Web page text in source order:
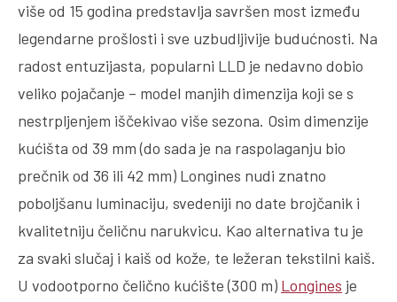
više od 15 godina predstavlja savršen most između
legendarne prošlosti i sve uzbudljivije budućnosti. Na
radost entuzijasta, popularni LLD je nedavno dobio
veliko pojačanje – model manjih dimenzija koji se s
nestrpljenjem iščekivao više sezona. Osim dimenzije
kućišta od 39 mm (do sada je na raspolaganju bio
prečnik od 36 ili 42 mm) Longines nudi znatno
poboljšanu luminaciju, svedeniji no date brojčanik i
kvalitetniju čeličnu narukvicu. Kao alternativa tu je
za svaki slučaj i kaiš od kože, te ležeran tekstilni kaiš.
U vodootporno čelično kućište (300 m) Longines je